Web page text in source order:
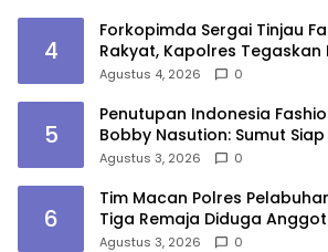
4
Forkopimda Sergai Tinjau
Rakyat, Kapolres Tegaskan
Ciptakan Lingkungan
Agustus 4, 2026 0
5
Penutupan Indonesia
Bobby Nasution: Sumut
Fashion Indonesia Lewat
Agustus 3, 2026 0
6
Tim Macan Polres
Tiga Remaja Diduga
Marelan
Agustus 3, 2026 0